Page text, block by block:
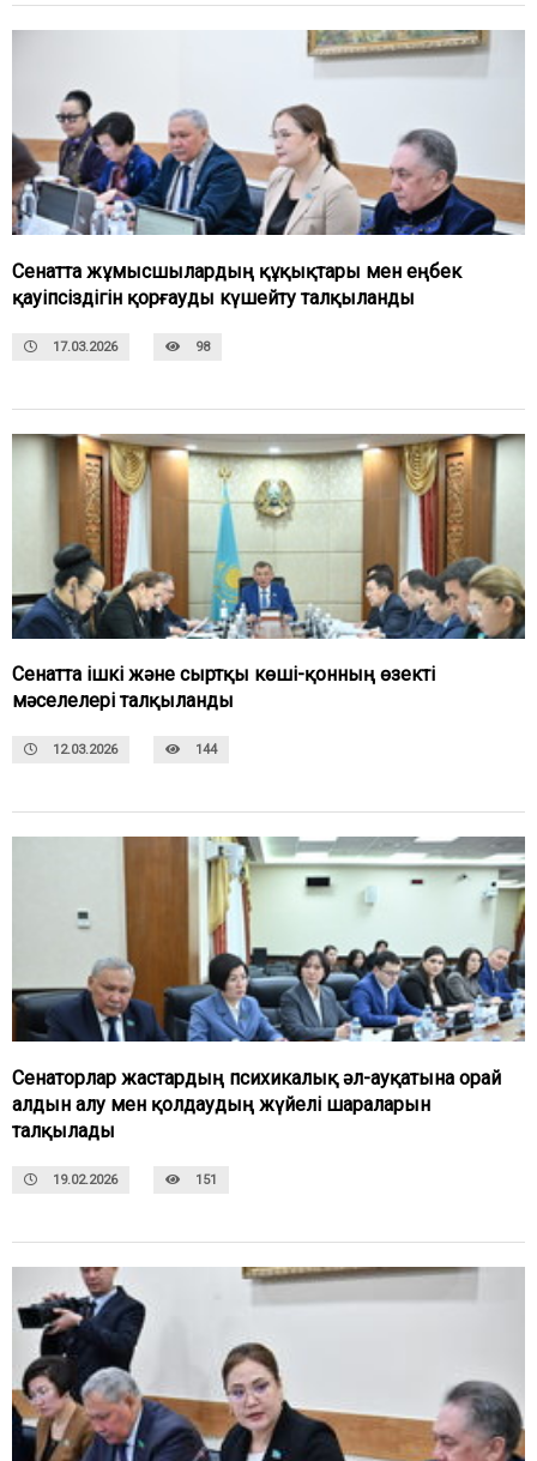
Сенатта жұмысшылардың құқықтары мен еңбек
қауіпсіздігін қорғауды күшейту талқыланды
17.03.2026 98
Сенатта ішкі және сыртқы көші-қонның өзекті
мәселелері талқыланды
12.03.2026 144
Сенаторлар жастардың психикалық әл-ауқатына орай
алдын алу мен қолдаудың жүйелі шараларын
талқылады
19.02.2026 151